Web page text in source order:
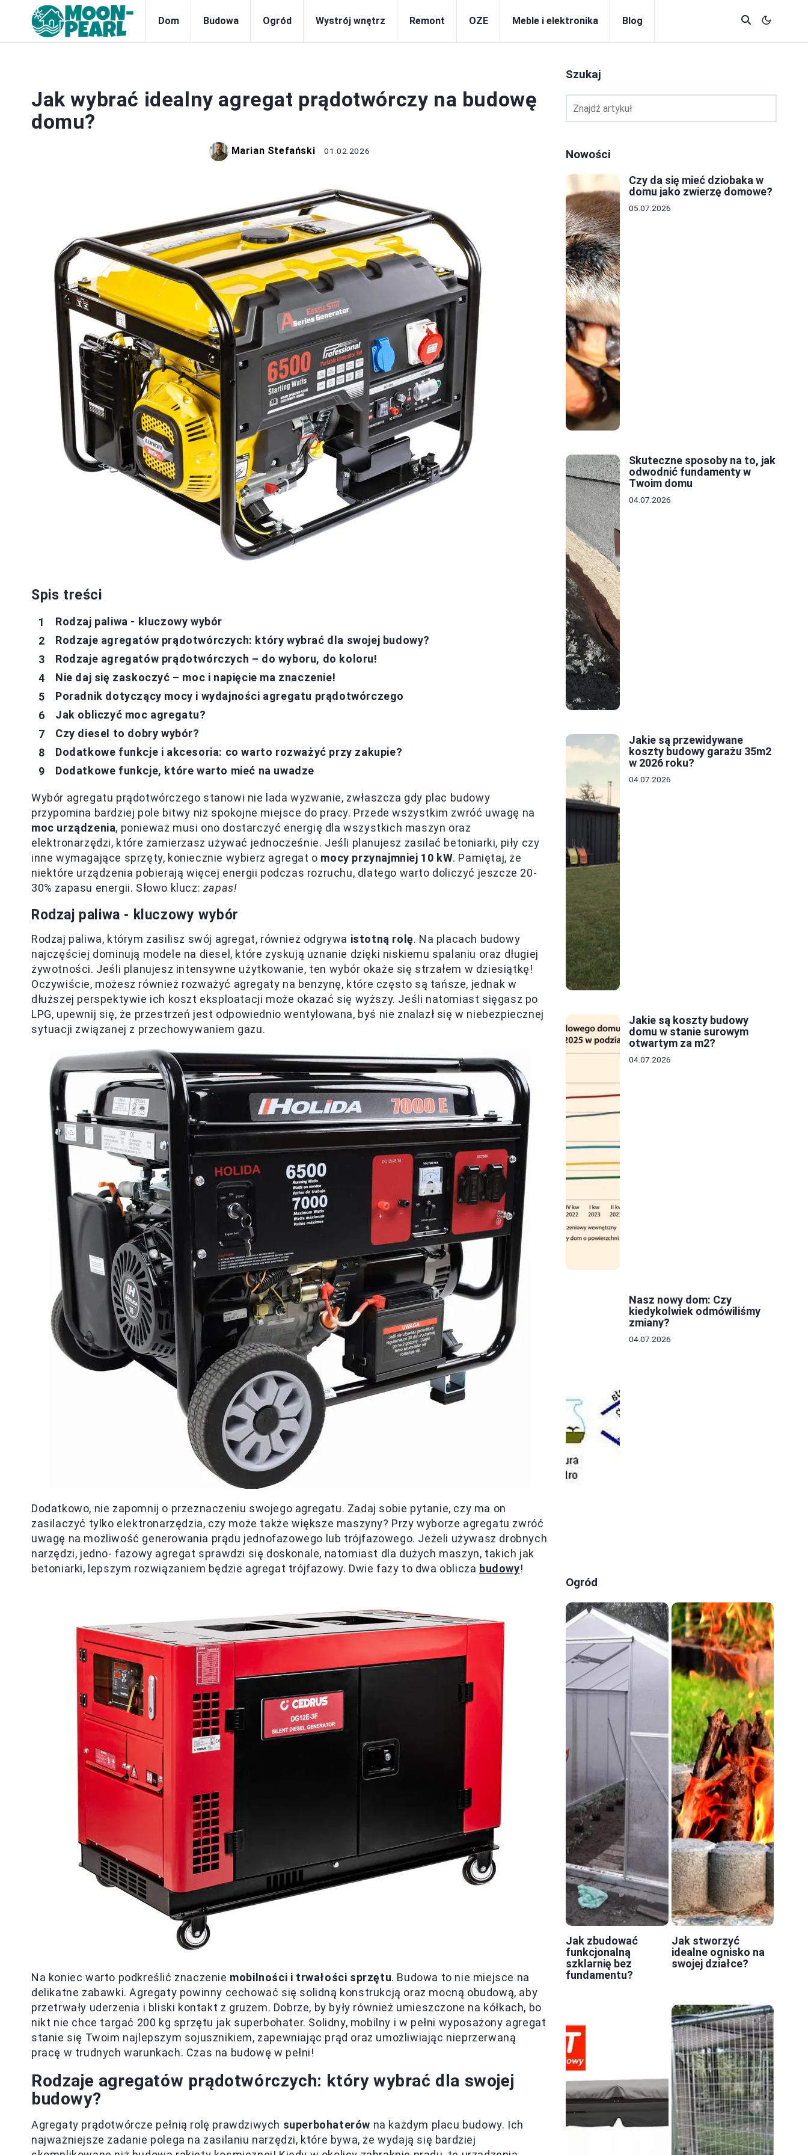
Dom Budowa Ogród Wystrój wnętrz Remont OZE Meble i elektronika Blog
Jak wybrać idealny agregat prądotwórczy na budowę
domu?
Marian Stefański 01.02.2026
Spis treści
Rodzaj paliwa - kluczowy wybór
Rodzaje agregatów prądotwórczych: który wybrać dla swojej budowy?
Rodzaje agregatów prądotwórczych – do wyboru, do koloru!
Nie daj się zaskoczyć – moc i napięcie ma znaczenie!
Poradnik dotyczący mocy i wydajności agregatu prądotwórczego
Jak obliczyć moc agregatu?
Czy diesel to dobry wybór?
Dodatkowe funkcje i akcesoria: co warto rozważyć przy zakupie?
Dodatkowe funkcje, które warto mieć na uwadze
Wybór agregatu prądotwórczego stanowi nie lada wyzwanie, zwłaszcza gdy plac budowy
przypomina bardziej pole bitwy niż spokojne miejsce do pracy. Przede wszystkim zwróć uwagę na
moc urządzenia, ponieważ musi ono dostarczyć energię dla wszystkich maszyn oraz
elektronarzędzi, które zamierzasz używać jednocześnie. Jeśli planujesz zasilać betoniarki, piły czy
inne wymagające sprzęty, koniecznie wybierz agregat o mocy przynajmniej 10 kW. Pamiętaj, że
niektóre urządzenia pobierają więcej energii podczas rozruchu, dlatego warto doliczyć jeszcze 20-
30% zapasu energii. Słowo klucz: zapas!
Rodzaj paliwa - kluczowy wybór
Rodzaj paliwa, którym zasilisz swój agregat, również odgrywa istotną rolę. Na placach budowy
najczęściej dominują modele na diesel, które zyskują uznanie dzięki niskiemu spalaniu oraz długiej
żywotności. Jeśli planujesz intensywne użytkowanie, ten wybór okaże się strzałem w dziesiątkę!
Oczywiście, możesz również rozważyć agregaty na benzynę, które często są tańsze, jednak w
dłuższej perspektywie ich koszt eksploatacji może okazać się wyższy. Jeśli natomiast sięgasz po
LPG, upewnij się, że przestrzeń jest odpowiednio wentylowana, byś nie znalazł się w niebezpiecznej
sytuacji związanej z przechowywaniem gazu.
Dodatkowo, nie zapomnij o przeznaczeniu swojego agregatu. Zadaj sobie pytanie, czy ma on
zasilaczyć tylko elektronarzędzia, czy może także większe maszyny? Przy wyborze agregatu zwróć
uwagę na możliwość generowania prądu jednofazowego lub trójfazowego. Jeżeli używasz drobnych
narzędzi, jedno- fazowy agregat sprawdzi się doskonale, natomiast dla dużych maszyn, takich jak
betoniarki, lepszym rozwiązaniem będzie agregat trójfazowy. Dwie fazy to dwa oblicza budowy!
Na koniec warto podkreślić znaczenie mobilności i trwałości sprzętu. Budowa to nie miejsce na
delikatne zabawki. Agregaty powinny cechować się solidną konstrukcją oraz mocną obudową, aby
przetrwały uderzenia i bliski kontakt z gruzem. Dobrze, by były również umieszczone na kółkach, bo
nikt nie chce targać 200 kg sprzętu jak superbohater. Solidny, mobilny i w pełni wyposażony agregat
stanie się Twoim najlepszym sojusznikiem, zapewniając prąd oraz umożliwiając nieprzerwaną
pracę w trudnych warunkach. Czas na budowę w pełni!
Rodzaje agregatów prądotwórczych: który wybrać dla swojej
budowy?
Agregaty prądotwórcze pełnią rolę prawdziwych superbohaterów na każdym placu budowy. Ich
najważniejsze zadanie polega na zasilaniu narzędzi, które bywa, że wydają się bardziej
Szukaj
Nowości
Czy da się mieć dziobaka w
domu jako zwierzę domowe?
05.07.2026
Skuteczne sposoby na to, jak
odwodnić fundamenty w
Twoim domu
04.07.2026
Jakie są przewidywane
koszty budowy garażu 35m2
w 2026 roku?
04.07.2026
Jakie są koszty budowy
domu w stanie surowym
otwartym za m2?
04.07.2026
Nasz nowy dom: Czy
kiedykolwiek odmówiliśmy
zmiany?
04.07.2026
Ogród
Jak zbudować
funkcjonalną
szklarnię bez
fundamentu?
Jak stworzyć
idealne ognisko na
swojej działce?